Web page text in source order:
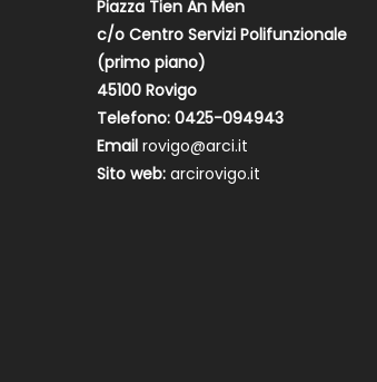
Piazza Tien An Men
c/o Centro Servizi Polifunzionale
(primo piano)
45100 Rovigo
Telefono: 0425-094943
Emailrovigo@arci.it
Sito web:arcirovigo.it